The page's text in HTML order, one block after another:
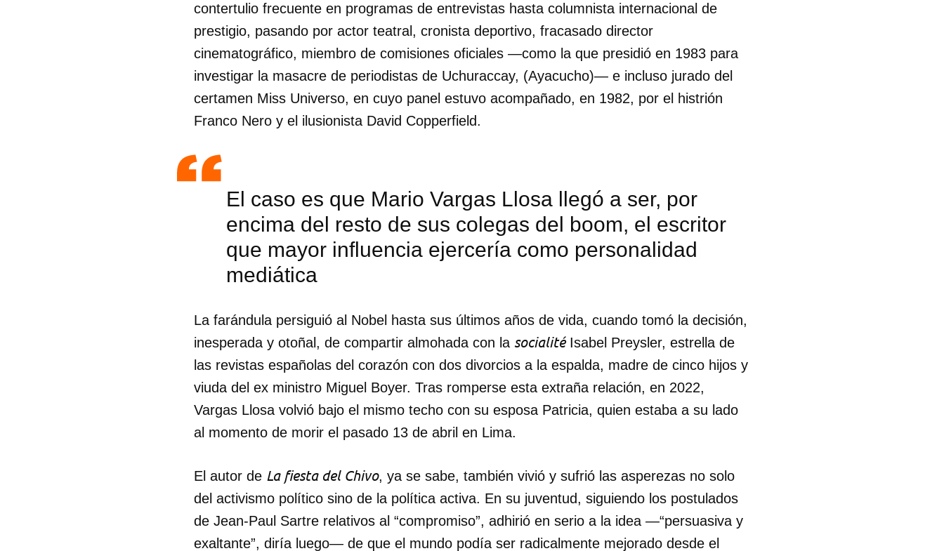
contertulio frecuente en programas de entrevistas hasta columnista internacional de
prestigio, pasando por actor teatral, cronista deportivo, fracasado director
cinematográfico, miembro de comisiones oficiales —como la que presidió en 1983 para
investigar la masacre de periodistas de Uchuraccay, (Ayacucho)— e incluso jurado del
certamen Miss Universo, en cuyo panel estuvo acompañado, en 1982, por el histrión
Franco Nero y el ilusionista David Copperfield.
El caso es que Mario Vargas Llosa llegó a ser, por
encima del resto de sus colegas del boom, el escritor
que mayor influencia ejercería como personalidad
mediática
La farándula persiguió al Nobel hasta sus últimos años de vida, cuando tomó la decisión,
inesperada y otoñal, de compartir almohada con la socialitéIsabel Preysler, estrella de
las revistas españolas del corazón con dos divorcios a la espalda, madre de cinco hijos y
viuda del ex ministro Miguel Boyer. Tras romperse esta extraña relación, en 2022,
Vargas Llosa volvió bajo el mismo techo con su esposa Patricia, quien estaba a su lado
al momento de morir el pasado 13 de abril en Lima.
El autor de La fiesta del Chivo, ya se sabe, también vivió y sufrió las asperezas no solo
del activismo político sino de la política activa. En su juventud, siguiendo los postulados
de Jean-Paul Sartre relativos al “compromiso”, adhirió en serio a la idea —“persuasiva y
exaltante”, diría luego— de que el mundo podía ser radicalmente mejorado desde el